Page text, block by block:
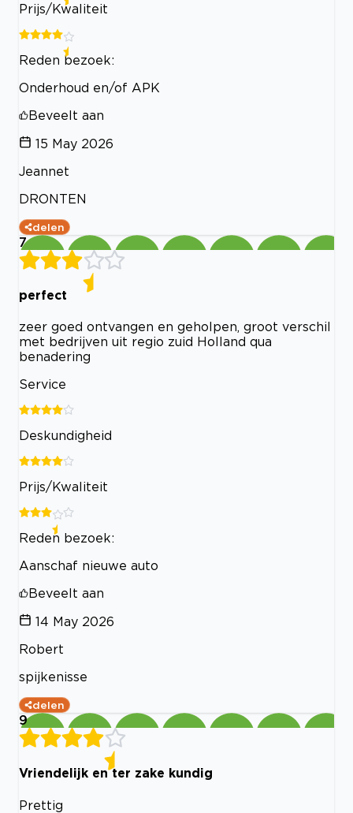
Prijs/Kwaliteit
Reden bezoek:
Onderhoud en/of APK
Beveelt aan
15 May 2026
Jeannet
DRONTEN
delen
7
perfect
zeer goed ontvangen en geholpen, groot verschil
met bedrijven uit regio zuid Holland qua
benadering
Service
Deskundigheid
Prijs/Kwaliteit
Reden bezoek:
Aanschaf nieuwe auto
Beveelt aan
14 May 2026
Robert
spijkenisse
delen
9
Vriendelijk en ter zake kundig
Prettig